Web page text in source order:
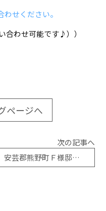
わせください。
合わせ可能です♪））
ページへ
次の記事へ
安芸郡熊野町Ｆ様邸「ドアリモ玄関ドア取替工事」施工例アップしました